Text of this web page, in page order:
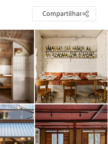
Compartilhar